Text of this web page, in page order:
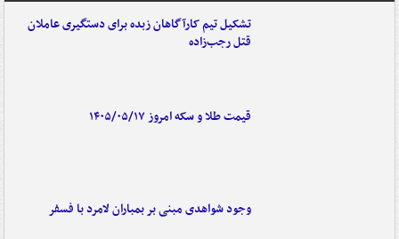
تشکیل تیم کارآگاهان زبده برای دستگیری عاملان
قتل رجب‌زاده
قیمت طلا و سکه امروز ۱۴۰۵/۰۵/۱۷
وجود شواهدی مبنی بر بمباران لامرد با فسفر